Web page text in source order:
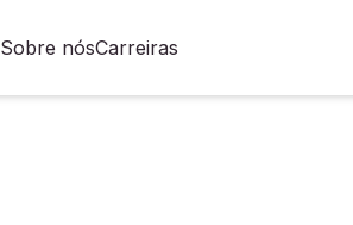
Sobre nósCarreiras